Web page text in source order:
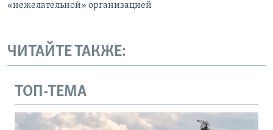
«нежелательной» организацией
ЧИТАЙТЕ ТАКЖЕ:
ТОП-ТЕМА